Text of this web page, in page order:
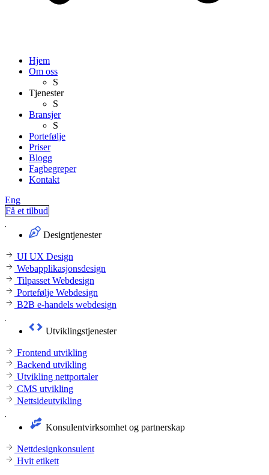
Hjem
Om oss
S
Tjenester
S
Bransjer
S
Portefølje
Priser
Blogg
Fagbegreper
Kontakt
Eng
Få et tilbud
Designtjenester
UI UX Design
Webapplikasjonsdesign
Tilpasset Webdesign
Portefølje Webdesign
B2B e-handels webdesign
Utviklingstjenester
Frontend utvikling
Backend utvikling
Utvikling nettportaler
CMS utvikling
Nettsideutvikling
Konsulentvirksomhet og partnerskap
Nettdesignkonsulent
Hvit etikett